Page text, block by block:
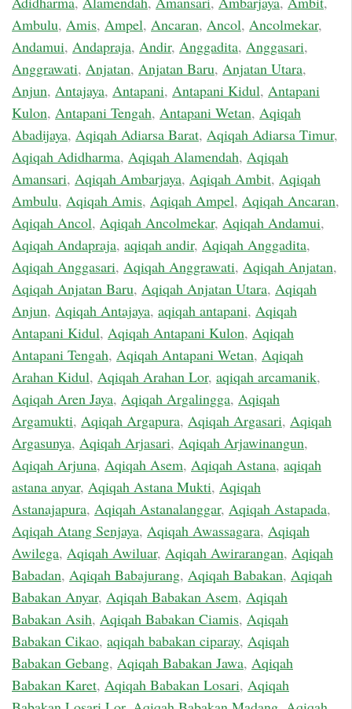
Ambulu, Amis, Ampel, Ancaran, Ancol, Ancolmekar,
Andamui, Andapraja, Andir, Anggadita, Anggasari,
Anggrawati, Anjatan, Anjatan Baru, Anjatan Utara,
Anjun, Antajaya, Antapani, Antapani Kidul, Antapani
Kulon, Antapani Tengah, Antapani Wetan, Aqiqah
Abadijaya, Aqiqah Adiarsa Barat, Aqiqah Adiarsa Timur,
Aqiqah Adidharma, Aqiqah Alamendah, Aqiqah
Amansari, Aqiqah Ambarjaya, Aqiqah Ambit, Aqiqah
Ambulu, Aqiqah Amis, Aqiqah Ampel, Aqiqah Ancaran,
Aqiqah Ancol, Aqiqah Ancolmekar, Aqiqah Andamui,
Aqiqah Andapraja, aqiqah andir, Aqiqah Anggadita,
Aqiqah Anggasari, Aqiqah Anggrawati, Aqiqah Anjatan,
Aqiqah Anjatan Baru, Aqiqah Anjatan Utara, Aqiqah
Anjun, Aqiqah Antajaya, aqiqah antapani, Aqiqah
Antapani Kidul, Aqiqah Antapani Kulon, Aqiqah
Antapani Tengah, Aqiqah Antapani Wetan, Aqiqah
Arahan Kidul, Aqiqah Arahan Lor, aqiqah arcamanik,
Aqiqah Aren Jaya, Aqiqah Argalingga, Aqiqah
Argamukti, Aqiqah Argapura, Aqiqah Argasari, Aqiqah
Argasunya, Aqiqah Arjasari, Aqiqah Arjawinangun,
Aqiqah Arjuna, Aqiqah Asem, Aqiqah Astana, aqiqah
astana anyar, Aqiqah Astana Mukti, Aqiqah
Astanajapura, Aqiqah Astanalanggar, Aqiqah Astapada,
Aqiqah Atang Senjaya, Aqiqah Awassagara, Aqiqah
Awilega, Aqiqah Awiluar, Aqiqah Awirarangan, Aqiqah
Babadan, Aqiqah Babajurang, Aqiqah Babakan, Aqiqah
Babakan Anyar, Aqiqah Babakan Asem, Aqiqah
Babakan Asih, Aqiqah Babakan Ciamis, Aqiqah
Babakan Cikao, aqiqah babakan ciparay, Aqiqah
Babakan Gebang, Aqiqah Babakan Jawa, Aqiqah
Babakan Karet, Aqiqah Babakan Losari, Aqiqah